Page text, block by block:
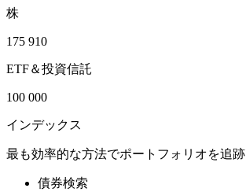
株
175 910
ETF＆投資信託
100 000
インデックス
最も効率的な方法でポートフォリオを追跡
債券検索